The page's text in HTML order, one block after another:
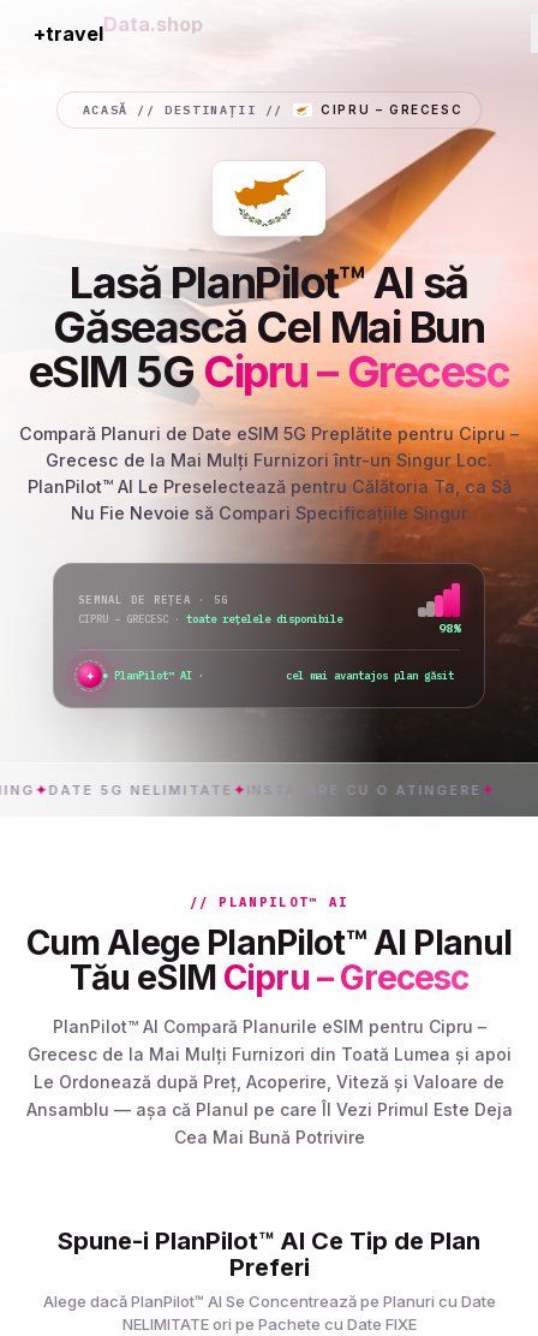
+travelConnection
ACASĂ //DESTINAȚII // CIPRU – GRECESC
Lasă PlanPilot™ AI să
Găsească Cel Mai Bun
eSIM 5G Cipru – Grecesc
Compară Planuri de Date eSIM 5G Preplătite pentru Cipru –
Grecesc de la Mai Mulți Furnizori într-un Singur Loc.
PlanPilot™ AI Le Preselectează pentru Călătoria Ta, ca Să
Nu Fie Nevoie să Compari Specificațiile Singur
SEMNAL DE REȚEA · 5G
CIPRU – GRECESC · toate rețelele disponibile
98%
✦ ● PlanPilot™ AI · verific acti
5G NELIMITATE✦INSTALARE CU O ATINGERE✦
// PLANPILOT™ AI
Cum Alege PlanPilot™ AI Planul
Tău eSIM Cipru – Grecesc
PlanPilot™ AI Compară Planurile eSIM pentru Cipru –
Grecesc de la Mai Mulți Furnizori din Toată Lumea și apoi
Le Ordonează după Preț, Acoperire, Viteză și Valoare de
Ansamblu — așa că Planul pe care Îl Vezi Primul Este Deja
Cea Mai Bună Potrivire
Spune-i PlanPilot™ AI Ce Tip de Plan
Preferi
Alege dacă PlanPilot™ AI Se Concentrează pe Planuri cu Date
NELIMITATE ori pe Pachete cu Date FIXE